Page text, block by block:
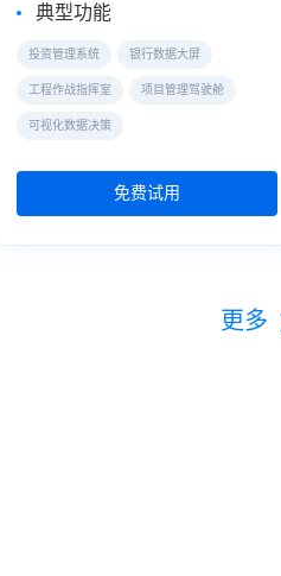
典型功能
投资管理系统 银行数据大屏
工程作战指挥室 项目管理驾驶舱
可视化数据决策
免费试用
更多